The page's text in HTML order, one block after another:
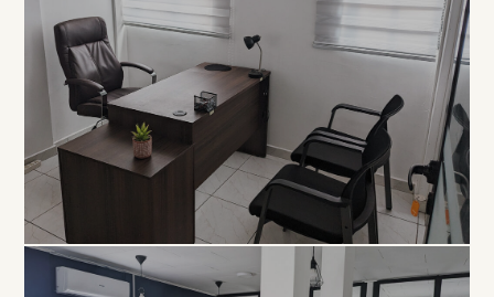
EXCLUSIVITÉ